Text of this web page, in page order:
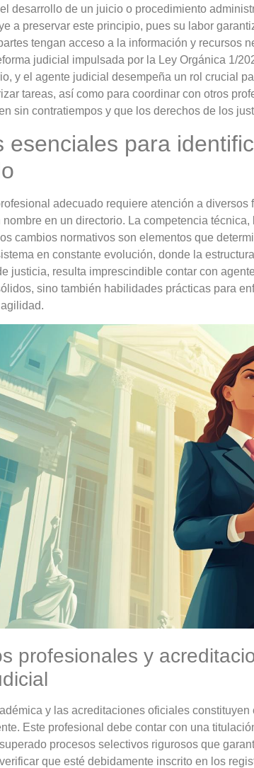
desarrollo de un juicio o procedimiento
a preservar este principio, pues su labor
tengan acceso a la información y recursos
judicial impulsada por la Ley Orgánica 1/
y el agente judicial desempeña un rol crucial
tareas, así como para coordinar con otros
sin contratiempos y que los derechos de los
esenciales para
adecuado requiere atención a diversos
nombre en un directorio. La competencia
cambios normativos son elementos que
en constante evolución, donde la
justicia, resulta imprescindible contar con
sino también habilidades prácticas para
profesionales y
y las acreditaciones oficiales
Este profesional debe contar con una
procesos selectivos rigurosos que
que esté debidamente inscrito en los